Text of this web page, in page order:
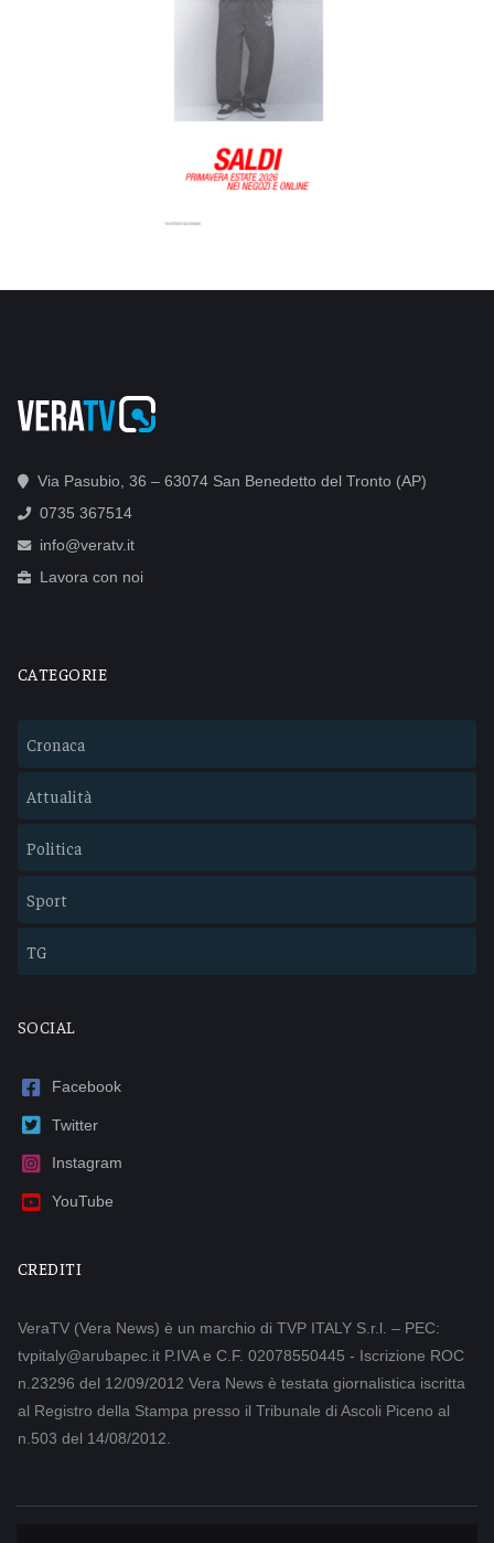
Via Pasubio, 36 – 63074 San Benedetto del Tronto (AP)
0735 367514
info@veratv.it
Lavora con noi
CATEGORIE
Cronaca
Attualità
Politica
Sport
TG
SOCIAL
Facebook
Twitter
Instagram
YouTube
CREDITI
VeraTV (Vera News) è un marchio di TVP ITALY S.r.l. – PEC:
tvpitaly@arubapec.it P.IVA e C.F. 02078550445 - Iscrizione ROC
n.23296 del 12/09/2012 Vera News è testata giornalistica iscritta
al Registro della Stampa presso il Tribunale di Ascoli Piceno al
n.503 del 14/08/2012.